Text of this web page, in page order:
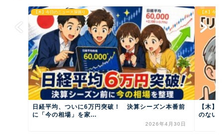
【木】今日のニュース深掘り
日経平均、ついに6万円突破！ 決算シーズン本番前
に「今の相場」を家...
2026年4月30日
【木】今日
【木】
のない